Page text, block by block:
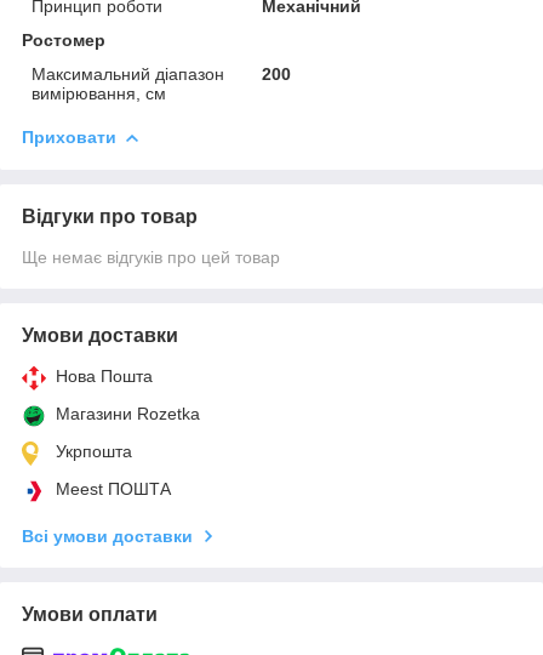
Принцип роботи
Механічний
Ростомер
Максимальний діапазон
вимірювання, см
200
Приховати
Відгуки про товар
Ще немає відгуків про цей товар
Умови доставки
Нова Пошта
Магазини Rozetka
Укрпошта
Meest ПОШТА
Всі умови доставки
Умови оплати